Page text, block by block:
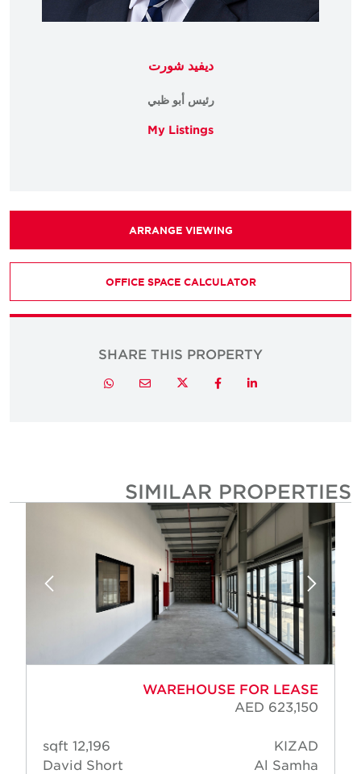
ديفيد شورت
رئيس أبو ظبي
My Listings
ARRANGE VIEWING
OFFICE SPACE CALCULATOR
SHARE THIS PROPERTY
LinkedIn
Facebook
Twitter
Email
Whatsapp
SIMILAR PROPERTIES
WAREHOUSE FOR LEASE
AED 623,150
KIZAD
Al Samha
12,196 sqft
David Short